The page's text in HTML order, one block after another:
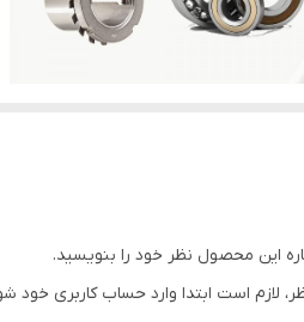
این محصول نظر خود را بنویسید.
لازم است ابتدا وارد حساب کاربری خود